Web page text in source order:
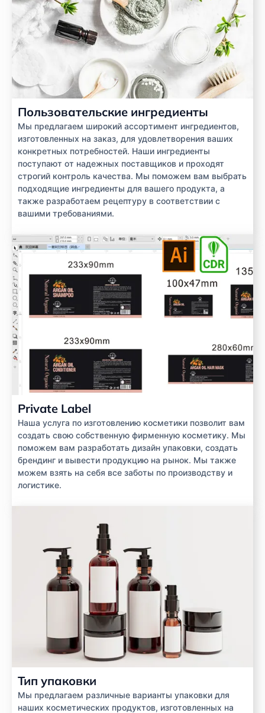
Пользовательские ингредиенты
Мы предлагаем широкий ассортимент ингредиентов,
изготовленных на заказ, для удовлетворения ваших
конкретных потребностей. Наши ингредиенты
поступают от надежных поставщиков и проходят
строгий контроль качества. Мы поможем вам выбрать
подходящие ингредиенты для вашего продукта, а
также разработаем рецептуру в соответствии с
вашими требованиями.
Private Label
Наша услуга по изготовлению косметики позволит вам
создать свою собственную фирменную косметику. Мы
поможем вам разработать дизайн упаковки, создать
брендинг и вывести продукцию на рынок. Мы также
можем взять на себя все заботы по производству и
логистике.
Тип упаковки
Мы предлагаем различные варианты упаковки для
наших косметических продуктов, изготовленных на